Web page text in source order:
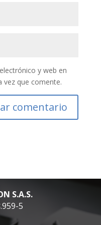
y web en
vez que comente.
S.A.S.
5